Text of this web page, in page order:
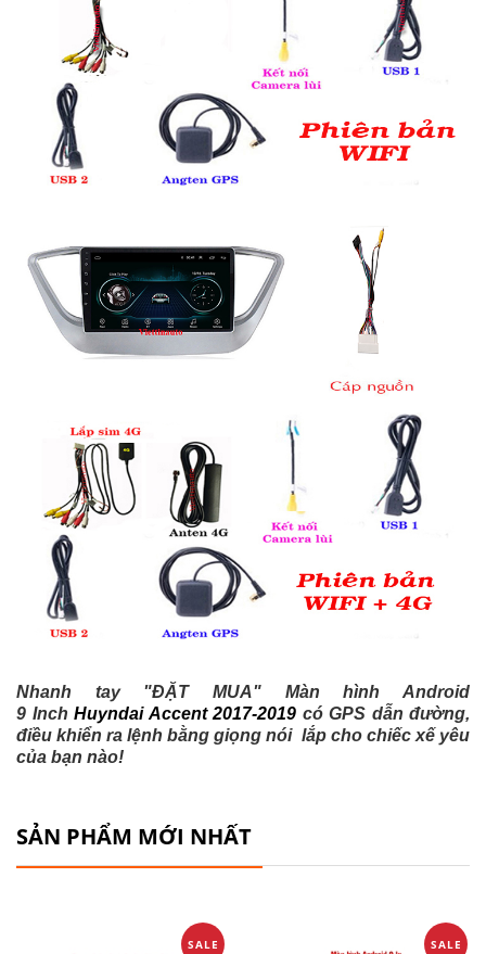
Nhanh tay "ĐẶT MUA" Màn hình Android
9 Inch Huyndai Accent 2017-2019 có GPS dẫn đường,
điều khiển ra lệnh bằng giọng nói lắp cho chiếc xế yêu
của bạn nào!
SẢN PHẨM MỚI NHẤT
SALE SALE